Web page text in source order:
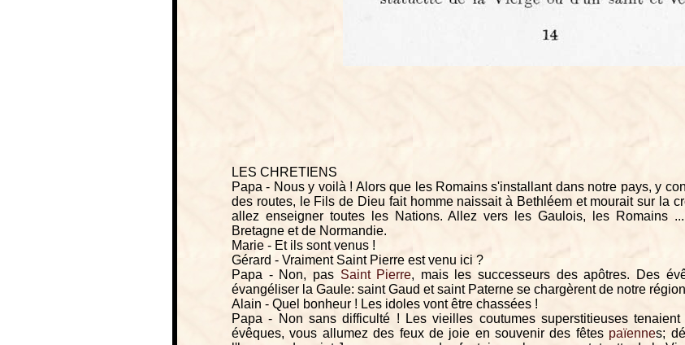
LES CHRETIENS
Papa - Nous y voilà ! Alors que les Romains s'installant dans notre pays, y
des routes, le Fils de Dieu fait homme naissait à Bethléem et mourait sur la
allez enseigner toutes les Nations. Allez vers les Gaulois, les Romains
Bretagne et de Normandie.
Marie - Et ils sont venus !
Gérard - Vraiment Saint Pierre est venu ici ?
Papa - Non, pas Saint Pierre, mais les successeurs des apôtres. Des
évangéliser la Gaule: saint Gaud et saint Paterne se chargèrent de notre
Alain - Quel bonheur ! Les idoles vont être chassées !
Papa - Non sans difficulté ! Les vieilles coutumes superstitieuses
évêques, vous allumez des feux de joie en souvenir des fêtes païennes;